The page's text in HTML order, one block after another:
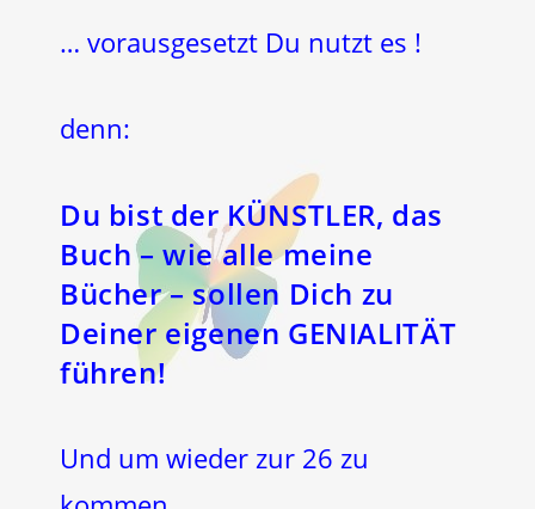
… vorausgesetzt Du nutzt es !
denn:
Du bist der KÜNSTLER, das
Buch – wie alle meine
Bücher – sollen Dich zu
Deiner eigenen GENIALITÄT
führen!
Und um wieder zur 26 zu